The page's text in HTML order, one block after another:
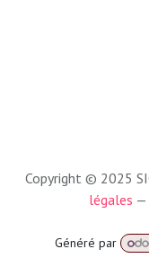
Copyright © 2025
légales —
Généré par